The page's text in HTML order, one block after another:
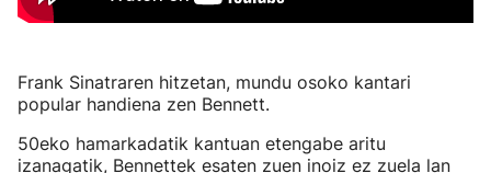
Frank Sinatraren hitzetan, mundu osoko kantari
popular handiena zen Bennett.
50eko hamarkadatik kantuan etengabe aritu
izanagatik, Bennettek esaten zuen inoiz ez zuela lan